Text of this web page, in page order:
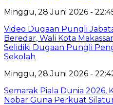
Minggu, 28 Juni 2026 -
Video Dugaan Pungli
Beredar, Wali Kota
Selidiki Dugaan Pungli
Sekolah
Minggu, 28 Juni 2026 -
Semarak Piala Dunia 2026,
Nobar Guna Perkuat